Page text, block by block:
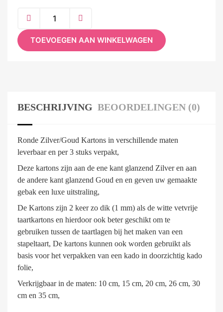
TOEVOEGEN AAN WINKELWAGEN
BESCHRIJVING BEOORDELINGEN (0)
Ronde Zilver/Goud Kartons in verschillende maten
leverbaar en per 3 stuks verpakt,
Deze kartons zijn aan de ene kant glanzend Zilver en aan
de andere kant glanzend Goud en en geven uw gemaakte
gebak een luxe uitstraling,
De Kartons zijn 2 keer zo dik (1 mm) als de witte vetvrije
taartkartons en hierdoor ook beter geschikt om te
gebruiken tussen de taartlagen bij het maken van een
stapeltaart, De kartons kunnen ook worden gebruikt als
basis voor het verpakken van een kado in doorzichtig kado
folie,
Verkrijgbaar in de maten: 10 cm, 15 cm, 20 cm, 26 cm, 30
cm en 35 cm,